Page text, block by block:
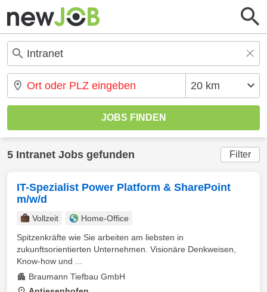
5 Intranet Jobs gefunden Filter
IT-Spezialist Power Platform & SharePoint
m/w/d
Vollzeit
Home-Office
Spitzenkräfte wie Sie arbeiten am liebsten in
zukunftsorientierten Unternehmen. Visionäre Denkweisen,
Know-how und ...
Braumann Tiefbau GmbH